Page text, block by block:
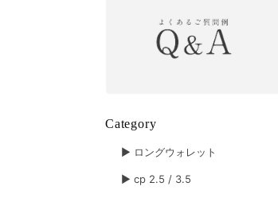
Category
▶︎ ロングウォレット
▶︎ cp 2.5 / 3.5